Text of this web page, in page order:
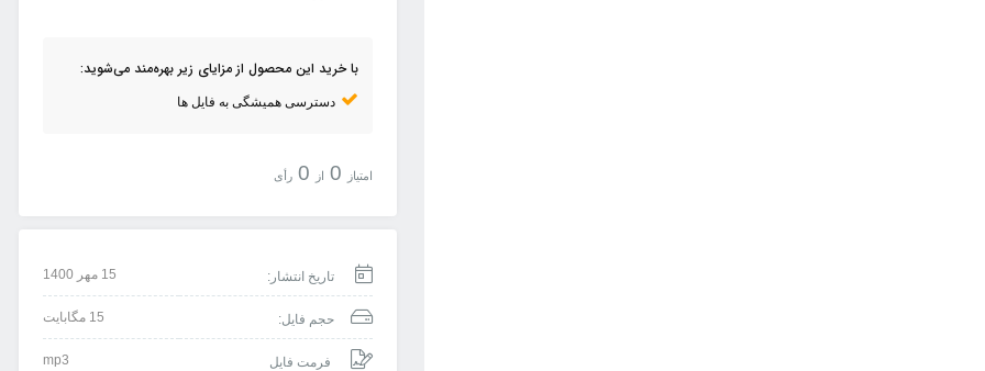
با خرید این محصول از مزایای زیر بهره‌مند می‌شوید:
دسترسی همیشگی به فایل ها
امتیاز 0 از 0 رأی
تاریخ انتشار: 15 مهر 1400
حجم فایل: 15 مگابایت
فرمت فایل mp3